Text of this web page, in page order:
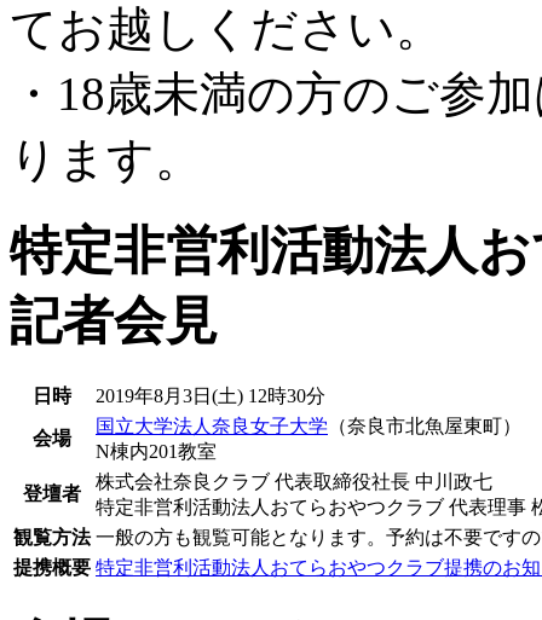
てお越しください。
・18歳未満の方のご参
ります。
特定非営利活動法人
記者会見
日時 2019年8月3日(土) 12時30分
会場
国立大学法人奈良女子大学 （奈良市北魚屋東町）
N棟内201教室
登壇者
株式会社奈良クラブ 代表取締役社長 中川政七
特定非営利活動法人おてらおやつクラブ 代表理
観覧方法 一般の方も観覧可能となります。予約は不要です
提携概要 特定非営利活動法人おてらおやつクラブ提携のお